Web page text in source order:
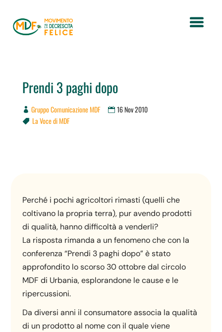
Prendi 3 paghi dopo
Gruppo Comunicazione MDF 16 Nov 2010
 La Voce di MDF
Perché i pochi agricoltori rimasti (quelli che
coltivano la propria terra), pur avendo prodotti
di qualità, hanno difficoltà a venderli?
La risposta rimanda a un fenomeno che con la
conferenza “Prendi 3 paghi dopo” è stato
approfondito lo scorso 30 ottobre dal circolo
MDF di Urbania, esplorandone le cause e le
ripercussioni.
Da diversi anni il consumatore associa la qualità
di un prodotto al nome con il quale viene